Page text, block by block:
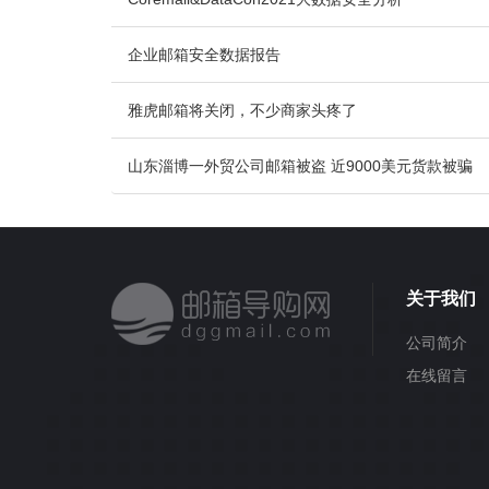
企业邮箱安全数据报告
雅虎邮箱将关闭，不少商家头疼了
山东淄博一外贸公司邮箱被盗 近9000美元货款被骗
关于我们
公司简介
在线留言